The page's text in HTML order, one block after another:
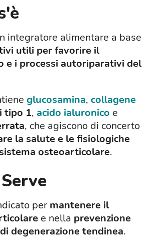
integratore alimentare a base
utili per favorire il
e i processi autoriparativi del
glucosamina, collagene
tipo 1, acido ialuronico e
, che agiscono di concerto
la salute e le fisiologiche
osteoarticolare.
per mantenere il
e nella prevenzione
degenerazione tendinea.